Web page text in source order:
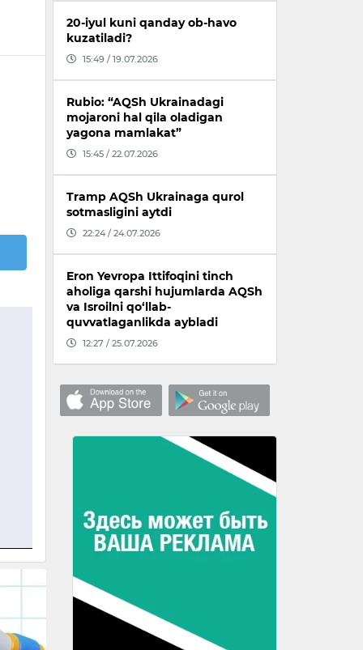
20-iyul kuni qanday ob-havo
kuzatiladi?
15:49 / 19.07.2026
Rubio: “AQSh Ukrainadagi
mojaroni hal qila oladigan
yagona mamlakat”
15:45 / 22.07.2026
Tramp AQSh Ukrainaga qurol
sotmasligini aytdi
22:24 / 24.07.2026
Eron Yevropa Ittifoqini tinch
aholiga qarshi hujumlarda AQSh
va Isroilni qo‘llab-
quvvatlaganlikda aybladi
12:27 / 25.07.2026